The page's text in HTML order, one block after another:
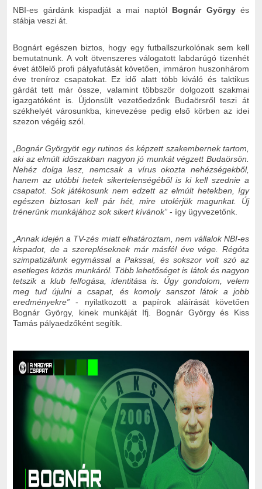
NBI-es gárdánk kispadját a mai naptól Bognár Györgyés
stábja veszi át.
Bognárt egészen biztos, hogy egy futballszurkolónak sem kell
bemutatnunk. A volt ötvenszeres válogatott labdarúgó tizenhét
évet átölelő profi pályafutását követően, immáron huszonhárom
éve treníroz csapatokat. Ez idő alatt több kiváló és taktikus
gárdát tett már össze, valamint többször dolgozott szakmai
igazgatóként is. Újdonsült vezetőedzőnk Budaörsről teszi át
székhelyét városunkba, kinevezése pedig első körben az idei
szezon végéig szól.
„Bognár Györgyöt egy rutinos és képzett szakembernek tartom,
aki az elmúlt időszakban nagyon jó munkát végzett Budaörsön.
Nehéz dolga lesz, nemcsak a vírus okozta nehézségekből,
hanem az utóbbi hetek sikertelenségéből is ki kell szednie a
csapatot. Sok játékosunk nem edzett az elmúlt hetekben, így
egészen biztosan kell pár hét, mire utolérjük magunkat. Új
trénerünk munkájához sok sikert kívánok” - így ügyvezetőnk.
„Annak idején a TV-zés miatt elhatároztam, nem vállalok NBI-es
kispadot, de a szerepléseknek már másfél éve vége. Régóta
szimpatizálunk egymással a Pakssal, és sokszor volt szó az
esetleges közös munkáról. Több lehetőséget is látok és nagyon
tetszik a klub felfogása, identitása is. Úgy gondolom, velem
meg tud újulni a csapat, és komoly sanszot látok a jobb
eredményekre” - nyilatkozott a papírok aláírását követően
Bognár György, kinek munkáját Ifj. Bognár György és Kiss
Tamás pályaedzőként segítik.